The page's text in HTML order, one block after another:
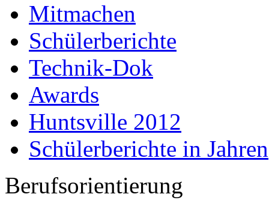
Mitmachen
Schülerberichte
Technik-Dok
Awards
Huntsville 2012
Schülerberichte in Jahren
Berufsorientierung